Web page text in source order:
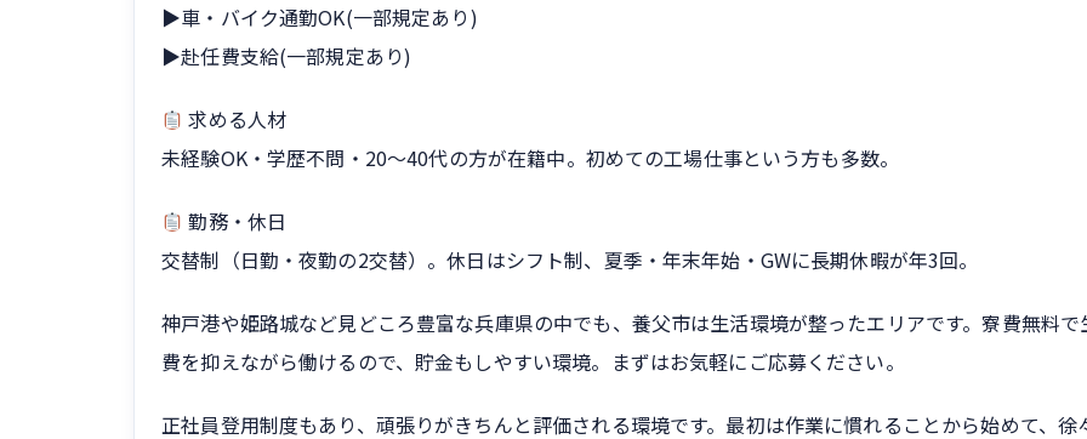
▶車・バイク通勤OK(一部規定あり)
▶赴任費支給(一部規定あり)
求める人材
未経験OK・学歴不問・20〜40代の方が在籍中。初めての工場仕事という方も多数。
勤務・休日
交替制（日勤・夜勤の2交替）。休日はシフト制、夏季・年末年始・GWに長期休暇が年3回。
神戸港や姫路城など見どころ豊富な兵庫県の中でも、養父市は生活環境が整ったエリアです。寮費無料で
費を抑えながら働けるので、貯金もしやすい環境。まずはお気軽にご応募ください。
正社員登用制度もあり、頑張りがきちんと評価される環境です。最初は作業に慣れることから始めて、徐